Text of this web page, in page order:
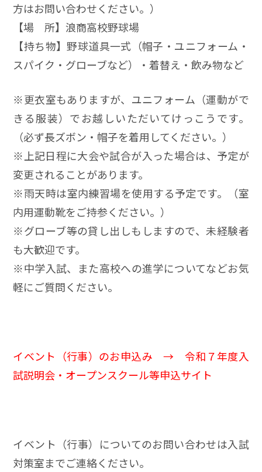
方はお問い合わせください。）
【場 所】浪商高校野球場
【持ち物】野球道具一式（帽子・ユニフォーム・
スパイク・グローブなど）・着替え・飲み物など
※更衣室もありますが、ユニフォーム（運動がで
きる服装）でお越しいただいてけっこうです。
（必ず長ズボン・帽子を着用してください。）
※上記日程に大会や試合が入った場合は、予定が
変更されることがあります。
※雨天時は室内練習場を使用する予定です。（室
内用運動靴をご持参ください。）
※グローブ等の貸し出しもしますので、未経験者
も大歓迎です。
※中学入試、また高校への進学についてなどお気
軽にご質問ください。
イベント（行事）のお申込み → 令和７年度入
試説明会・オープンスクール等申込サイト
イベント（行事）についてのお問い合わせは入試
対策室までご連絡ください。